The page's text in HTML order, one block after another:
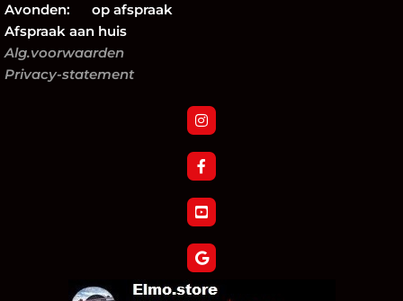
Avonden: op afspraak
Afspraak aan huis
Alg.voorwaarden
Privacy-statement